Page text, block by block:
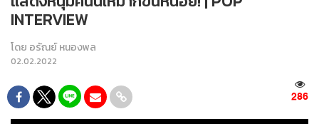
INTERVIEW
โดย อรัณย์ หนองพล
02.02.2022
286